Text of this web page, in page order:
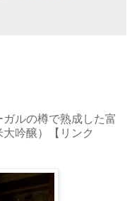
ルの樽で熟成した富
吟醸）【リンク